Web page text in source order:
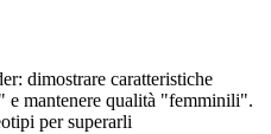
dimostrare caratteristiche
e mantenere qualità "femminili".
per superarli